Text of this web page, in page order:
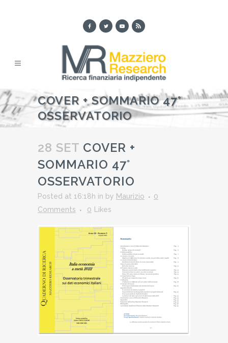
COVER + SOMMARIO 47°
OSSERVATORIO
28 SET COVER +
SOMMARIO 47°
OSSERVATORIO
Posted at 16:18h in by Maurizio
0
Comments
0 Likes